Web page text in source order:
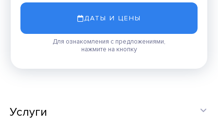
ДАТЫ И ЦЕНЫ
Для ознакомления с предложениями,
нажмите на кнопку
Услуги